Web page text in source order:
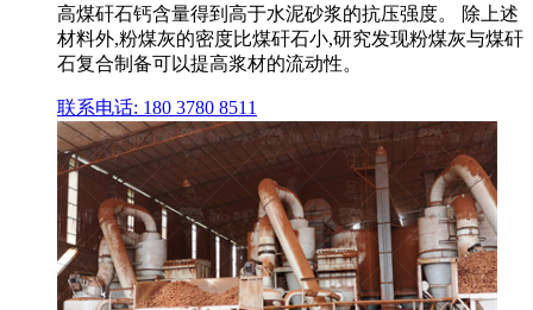
高煤矸石钙含量得到高于水泥砂浆的抗压强度。 除上述
材料外,粉煤灰的密度比煤矸石小,研究发现粉煤灰与煤矸
石复合制备可以提高浆材的流动性。
联系电话: 180 3780 8511